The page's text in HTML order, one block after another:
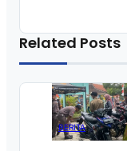
Related Posts
BERITA